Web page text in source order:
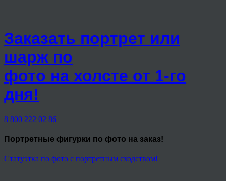
Заказать портрет или
шарж по
фото на холсте от 1-го
дня!
8 800 222 02 86
Портретные фигурки по фото на заказ!
Статуэтка по фото с портретным сходством!